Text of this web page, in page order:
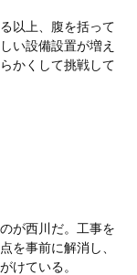
以上、腹を括って
い設備設置が増え
かくして挑戦して
が西川だ。工事を
を事前に解消し、
けている。